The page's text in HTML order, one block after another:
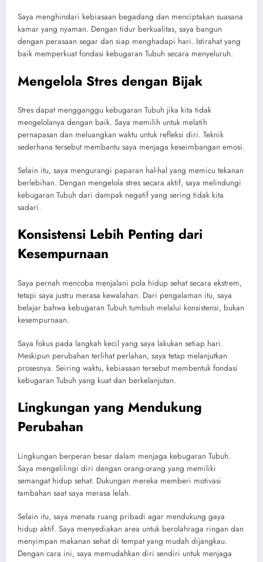
Saya menghindari kebiasaan begadang dan menciptakan suasana
kamar yang nyaman. Dengan tidur berkualitas, saya bangun
dengan perasaan segar dan siap menghadapi hari. Istirahat yang
baik memperkuat fondasi kebugaran Tubuh secara menyeluruh.
Mengelola Stres dengan Bijak
Stres dapat mengganggu kebugaran Tubuh jika kita tidak
mengelolanya dengan baik. Saya memilih untuk melatih
pernapasan dan meluangkan waktu untuk refleksi diri. Teknik
sederhana tersebut membantu saya menjaga keseimbangan emosi.
Selain itu, saya mengurangi paparan hal-hal yang memicu tekanan
berlebihan. Dengan mengelola stres secara aktif, saya melindungi
kebugaran Tubuh dari dampak negatif yang sering tidak kita
sadari.
Konsistensi Lebih Penting dari
Kesempurnaan
Saya pernah mencoba menjalani pola hidup sehat secara ekstrem,
tetapi saya justru merasa kewalahan. Dari pengalaman itu, saya
belajar bahwa kebugaran Tubuh tumbuh melalui konsistensi, bukan
kesempurnaan.
Saya fokus pada langkah kecil yang saya lakukan setiap hari.
Meskipun perubahan terlihat perlahan, saya tetap melanjutkan
prosesnya. Seiring waktu, kebiasaan tersebut membentuk fondasi
kebugaran Tubuh yang kuat dan berkelanjutan.
Lingkungan yang Mendukung
Perubahan
Lingkungan berperan besar dalam menjaga kebugaran Tubuh.
Saya mengelilingi diri dengan orang-orang yang memiliki
semangat hidup sehat. Dukungan mereka memberi motivasi
tambahan saat saya merasa lelah.
Selain itu, saya menata ruang pribadi agar mendukung gaya
hidup aktif. Saya menyediakan area untuk berolahraga ringan dan
menyimpan makanan sehat di tempat yang mudah dijangkau.
Dengan cara ini, saya memudahkan diri sendiri untuk menjaga